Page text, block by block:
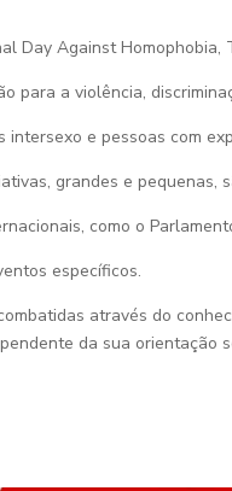
Day Against Homophobia,
para a violência,
e pessoas com
grandes e pequenas,
como o
específicos.
através do
da sua